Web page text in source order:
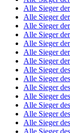
Alle Sieger
Alle Sieger
Alle Sieger
Alle Sieger
Alle Sieger
Alle Sieger
Alle Sieger
Alle Sieger
Alle Sieger
Alle Sieger
Alle Sieger
Alle Sieger
Alle Sieger
Alle Sieger
Alle Sieger